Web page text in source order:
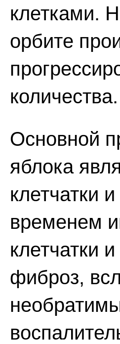
клетками.
орбите
количества.
Основной
яблока
клетчатки
временем
клетчатки
фиброз,